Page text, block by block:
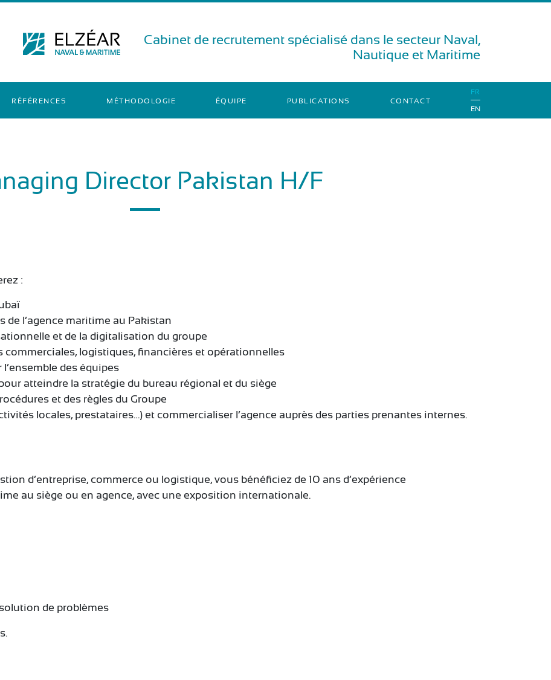
Cabinet de recrutement spécialisé dans le secteur Naval,
Nautique et Maritime
RÉFÉRENCES MÉTHODOLOGIE ÉQUIPE PUBLICATIONS CONTACT
FR
EN
Director Pakistan H/F
:
de l’agence maritime au Pakistan
et de la digitalisation du groupe
commerciales, logistiques, financières et opérationnelles
l’ensemble des équipes
atteindre la stratégie du bureau régional et du siège
et des règles du Groupe
locales, prestataires…) et commercialiser l’agence auprès des parties prenantes internes.
d’entreprise, commerce ou logistique, vous bénéficiez de 10 ans d’expérience
au siège ou en agence, avec une exposition internationale.
de problèmes